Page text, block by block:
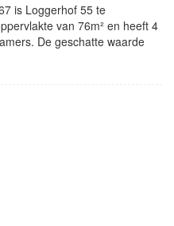
is Loggerhof 55 te
van 76m² en heeft 4
De geschatte waarde